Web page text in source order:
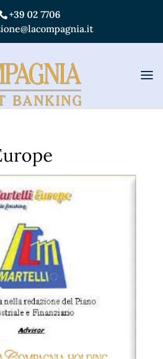
+39 02 7706